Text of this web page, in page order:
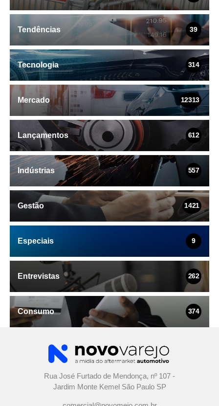
Tendências 39
Tecnologia 314
Mercado 12313
Lançamentos 612
Indústrias 557
Gestão 1421
Especiais 9
Entrevistas 262
Consumo 374
Rua José Furtado de Mendonça, nº 107 -
Jardim Monte Kemel São Paulo SP